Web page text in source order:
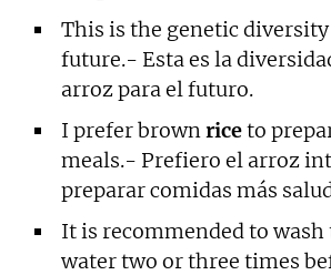
This is the genetic
future.- Esta es la
arroz para el futuro.
I prefer brownriceto
meals.- Prefiero el arroz
preparar comidas más
It is recommended to wash
water two or three times